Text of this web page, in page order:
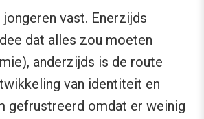
jongeren vast. Enerzijds
dat alles zou moeten
anderzijds is de route
van identiteit en
gefrustreerd omdat er weinig